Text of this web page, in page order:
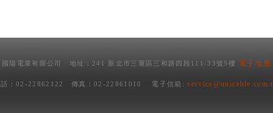
國陽電業有限公司 地址：241 新北市三重區三和路四段111-33號5樓 電子地圖
話：02-22862122 傳真：02-22861010 電子信箱: